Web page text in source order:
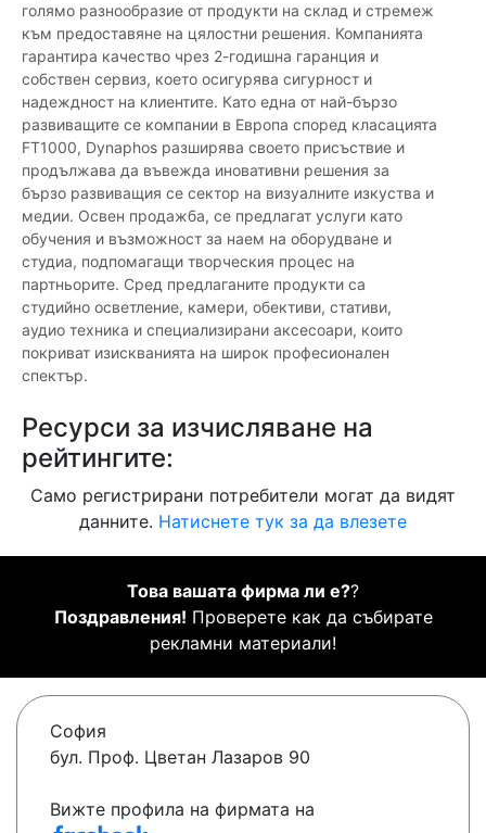
голямо разнообразие от продукти на склад и стремеж
към предоставяне на цялостни решения. Компанията
гарантира качество чрез 2-годишна гаранция и
собствен сервиз, което осигурява сигурност и
надеждност на клиентите. Като една от най-бързо
развиващите се компании в Европа според класацията
FT1000, Dynaphos разширява своето присъствие и
продължава да въвежда иновативни решения за
бързо развиващия се сектор на визуалните изкуства и
медии. Освен продажба, се предлагат услуги като
обучения и възможност за наем на оборудване и
студиа, подпомагащи творческия процес на
партньорите. Сред предлаганите продукти са
студийно осветление, камери, обективи, стативи,
аудио техника и специализирани аксесоари, които
покриват изискванията на широк професионален
спектър.
Ресурси за изчисляване на
рейтингите:
Само регистрирани потребители могат да видят
данните. Натиснете тук за да влезете
Това вашата фирма ли е??
Поздравления! Проверете как да събирате
рекламни материали!
София
бул. Проф. Цветан Лазаров 90
Вижте профила на фирмата на